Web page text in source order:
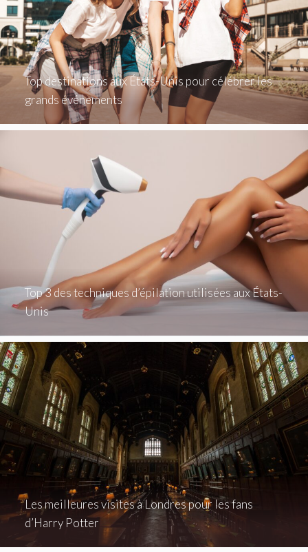
Top destinations aux États-Unis pour célébrer les
grands événements
Top 3 des techniques d’épilation utilisées aux États-
Unis
Les meilleures visites à Londres pour les fans
d’Harry Potter